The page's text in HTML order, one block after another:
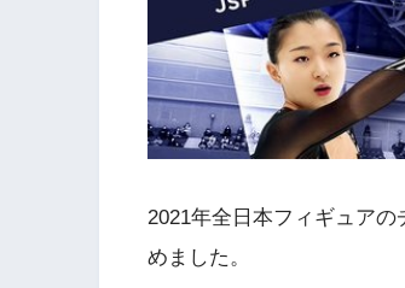
2021年全日本フィギュア
めました。